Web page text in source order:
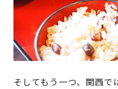
そしてもう一つ、関西